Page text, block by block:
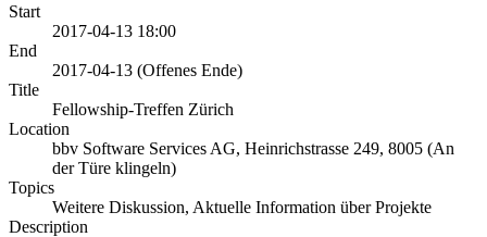
Start
2017-04-13 18:00
End
2017-04-13 (Offenes Ende)
Title
Fellowship-Treffen Zürich
Location
bbv Software Services AG, Heinrichstrasse 249, 8005 (An
der Türe klingeln)
Topics
Weitere Diskussion, Aktuelle Information über Projekte
Description